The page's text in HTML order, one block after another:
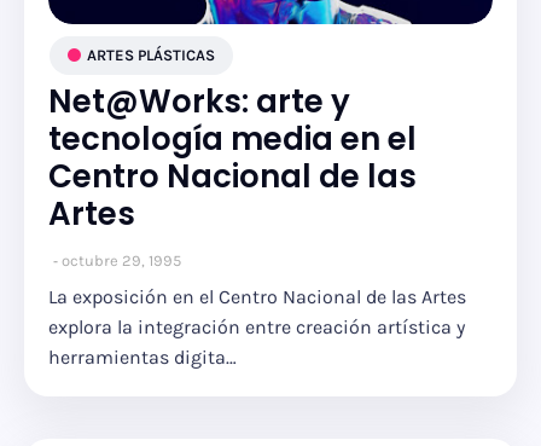
ARTES PLÁSTICAS
Net@Works: arte y
tecnología media en el
Centro Nacional de las
Artes
octubre 29, 1995
La exposición en el Centro Nacional de las Artes
explora la integración entre creación artística y
herramientas digita…